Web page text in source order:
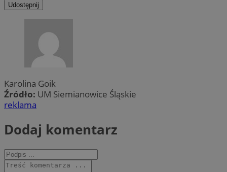
Udostępnij
Karolina Goik
Źródło: UM Siemianowice Śląskie
reklama
Dodaj komentarz